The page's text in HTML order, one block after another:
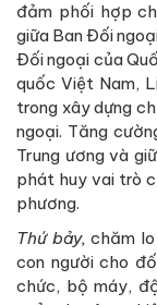
đảm phối hợp
giữa Ban Đối
Đối ngoại của
quốc Việt Nam,
trong xây dựng
ngoại. Tăng
Trung ương và
phát huy vai trò
phương.
Thứ bảy, chăm
con người cho
chức, bộ máy,